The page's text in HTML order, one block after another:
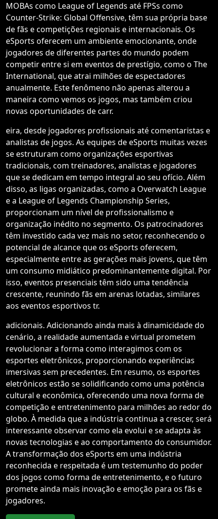
MOBAs como League of Legends até FPSs como
Counter-Strike: Global Offensive, têm sua própria base
de fãs e competições regionais e internacionais. Os
eSports oferecem um ambiente emocionante, onde
jogadores de diferentes partes do mundo podem
competir entre si em eventos de prestígio, como o The
International, que atrai milhões de espectadores
anualmente. Este fenômeno não apenas alterou a
maneira como vemos os jogos, mas também criou
novas oportunidades de carr.
eira, desde jogadores profissionais até comentaristas e
analistas de jogos. As equipes de eSports muitas vezes
se estruturam como organizações esportivas
tradicionais, com treinadores, analistas e jogadores
que se dedicam em tempo integral ao seu ofício. Além
disso, as ligas organizadas, como a Overwatch League
e a League of Legends Championship Series,
proporcionam um nível de profissionalismo e
organização inédito no segmento. Os patrocinadores
têm investido cada vez mais no setor, reconhecendo o
potencial de alcance que os eSports oferecem,
especialmente entre as gerações mais jovens, que têm
um consumo midiático predominantemente digital. Por
isso, eventos presenciais têm sido uma tendência
crescente, reunindo fãs em arenas lotadas, similares
aos eventos esportivos tr.
adicionais. Adicionando ainda mais à dinamicidade do
cenário, a realidade aumentada e virtual prometem
revolucionar a forma como interagimos com os
esportes eletrônicos, proporcionando experiências
imersivas sem precedentes. Em resumo, os esportes
eletrônicos estão se solidificando como uma potência
cultural e econômica, oferecendo uma nova forma de
competição e entretenimento para milhões ao redor do
globo. À medida que a indústria continua a crescer, será
interessante observar como ela evolui e se adapta às
novas tecnologias e ao comportamento do consumidor.
A transformação dos eSports em uma indústria
reconhecida e respeitada é um testemunho do poder
dos jogos como forma de entretenimento, e o futuro
promete ainda mais inovação e emoção para os fãs e
jogadores.